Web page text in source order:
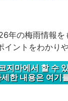
年の梅雨情報
ントをわかり
지마에서 할 수
한 내용은 여기